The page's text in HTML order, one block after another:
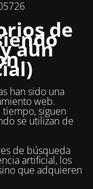
de
aún
han sido una
web.
siguen
se utilizan de
de búsqueda
artificial, los
que adquieren